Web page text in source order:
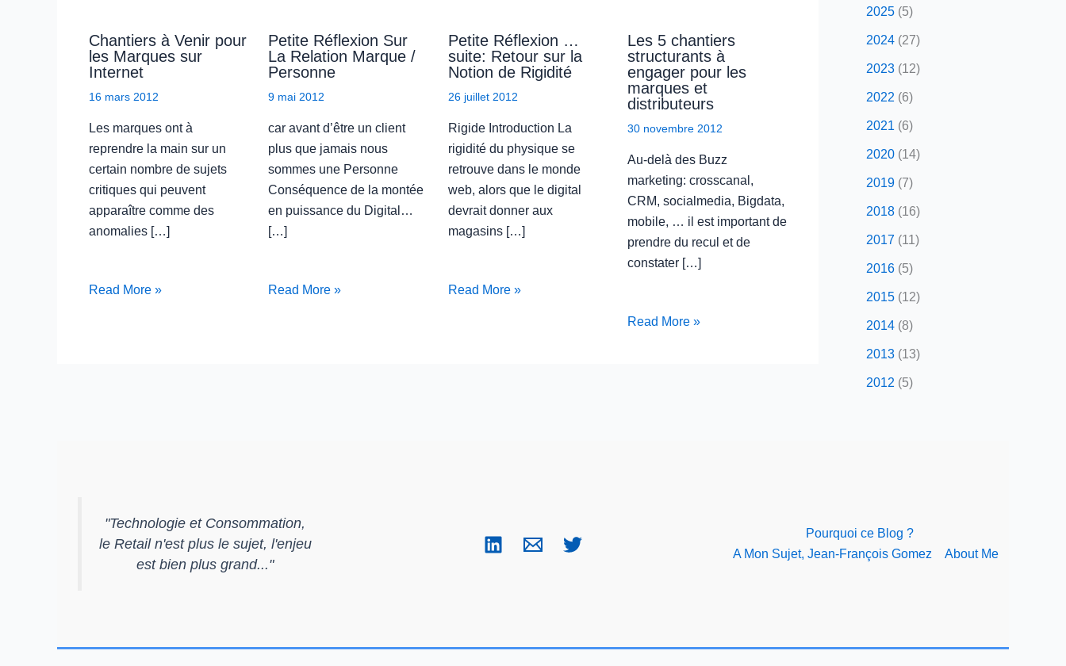
Chantiers à Venir pour
les Marques sur
Internet
16 mars 2012
Les marques ont à
reprendre la main sur un
certain nombre de sujets
critiques qui peuvent
apparaître comme des
anomalies […]
Read More »
Petite Réflexion Sur
La Relation Marque /
Personne
9 mai 2012
car avant d’être un client
plus que jamais nous
sommes une Personne
Conséquence de la montée
en puissance du Digital…
[…]
Read More »
Petite Réflexion …
suite: Retour sur la
Notion de Rigidité
26 juillet 2012
Rigide Introduction La
rigidité du physique se
retrouve dans le monde
web, alors que le digital
devrait donner aux
magasins […]
Read More »
Les 5 chantiers
structurants à
engager pour les
marques et
distributeurs
30 novembre 2012
Au-delà des Buzz
marketing: crosscanal,
CRM, socialmedia, Bigdata,
mobile, … il est important de
prendre du recul et de
constater […]
Read More »
2025 (5)
2024 (27)
2023 (12)
2022 (6)
2021 (6)
2020 (14)
2019 (7)
2018 (16)
2017 (11)
2016 (5)
2015 (12)
2014 (8)
2013 (13)
2012 (5)
"Technologie et Consommation,
le Retail n'est plus le sujet, l'enjeu
est bien plus grand..."
Pourquoi ce Blog ?
A Mon Sujet, Jean-François Gomez
About Me